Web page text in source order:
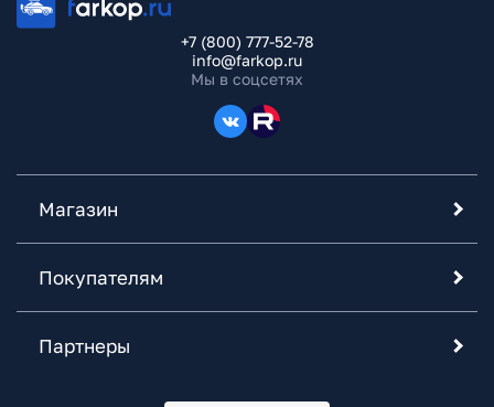
+7 (800) 777-52-78
info@farkop.ru
Мы в соцсетях
Магазин
Покупателям
Партнеры